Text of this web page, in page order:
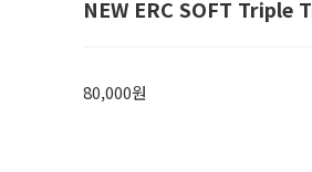
NEW ERC SOFT Triple
80,000원